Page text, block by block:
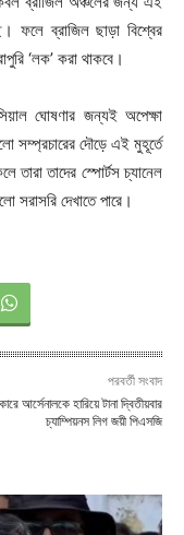
ফলে ব্রাজিল ছাড়া বিশ্বের
‘লক’ করা থাকবে।
ঘোষণার জন্যই অপেক্ষা
সম্প্রচারের দৌড়ে এই মুহূর্তে
তারা তাদের স্পোর্টস চ্যানেল
সরাসরি দেখাতে পারে।
পরবর্তী সংবাদ
আর্সেনালকে হারিয়ে টানা দ্বিতীয়বার
চ্যাম্পিয়নস লিগ জয়ী পিএসজি